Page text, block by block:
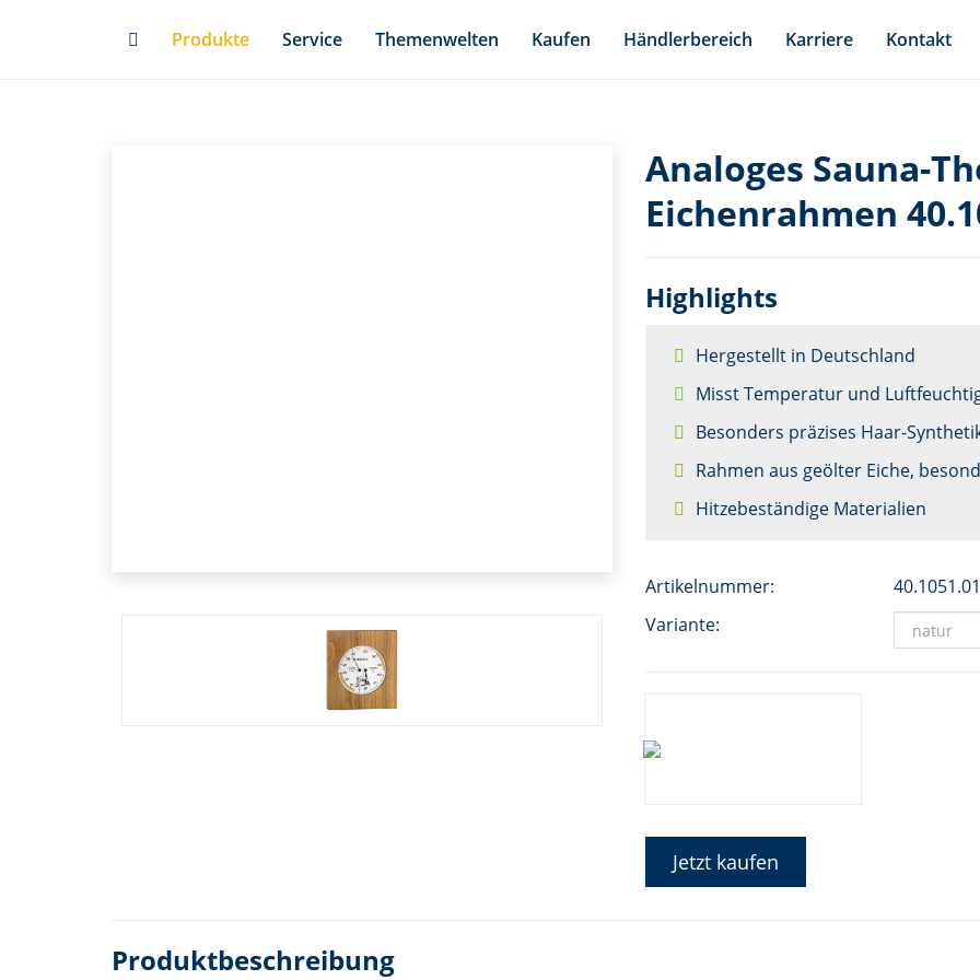
Produkte Service Themenwelten Kaufen Händlerbereich Karriere Kontakt
Analoges Sauna-
Eichenrahmen
Highlights
Hergestellt in Deutschland
Misst Temperatur und
Besonders präzises Haar-
Rahmen aus geölter Eiche,
Hitzebeständige Materialien
Artikelnummer:
40.1051.01
Variante:
Jetzt kaufen
Produktbeschreibung